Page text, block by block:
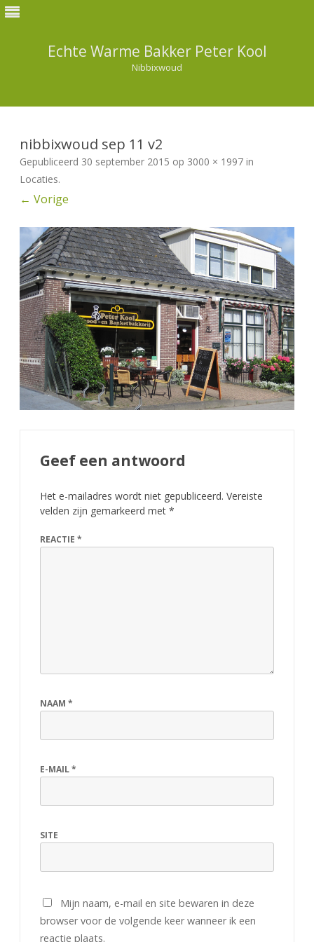
Echte Warme Bakker Peter Kool
Nibbixwoud
de
inhoud
nibbixwoud sep 11 v2
Gepubliceerd 30 september 2015 op 3000 × 1997 in
Locaties.
← Vorige
Geef een antwoord
Het e-mailadres wordt niet gepubliceerd. Vereiste
velden zijn gemarkeerd met *
REACTIE *
NAAM *
E-MAIL*
SITE
Mijn naam, e-mail en site bewaren in deze
browser voor de volgende keer wanneer ik een
reactie plaats.